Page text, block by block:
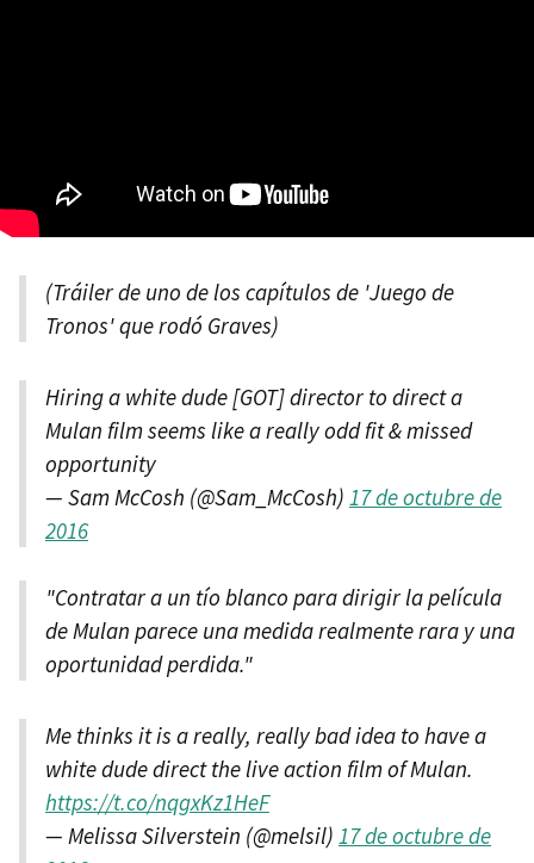
(Tráiler de uno de los capítulos de 'Juego de
Tronos' que rodó Graves)
Hiring a white dude [GOT] director to direct a
Mulan film seems like a really odd fit & missed
opportunity
— Sam McCosh (@Sam_McCosh) 17 de octubre de
2016
"Contratar a un tío blanco para dirigir la película
de Mulan parece una medida realmente rara y una
oportunidad perdida."
Me thinks it is a really, really bad idea to have a
white dude direct the live action film of Mulan.
https://t.co/nqgxKz1HeF
— Melissa Silverstein (@melsil) 17 de octubre de